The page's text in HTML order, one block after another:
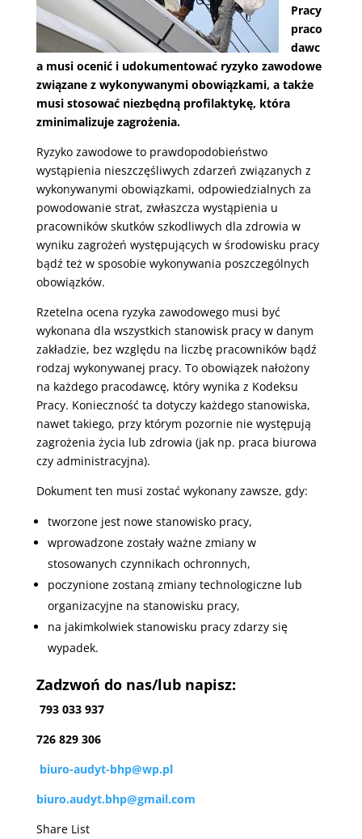
Pracy
praco
dawc
a musi ocenić i udokumentować ryzyko zawodowe
związane z wykonywanymi obowiązkami, a także
musi stosować niezbędną profilaktykę, która
zminimalizuje zagrożenia.
Ryzyko zawodowe to prawdopodobieństwo
wystąpienia nieszczęśliwych zdarzeń związanych z
wykonywanymi obowiązkami, odpowiedzialnych za
powodowanie strat, zwłaszcza wystąpienia u
pracowników skutków szkodliwych dla zdrowia w
wyniku zagrożeń występujących w środowisku pracy
bądź też w sposobie wykonywania poszczególnych
obowiązków.
Rzetelna ocena ryzyka zawodowego musi być
wykonana dla wszystkich stanowisk pracy w danym
zakładzie, bez względu na liczbę pracowników bądź
rodzaj wykonywanej pracy. To obowiązek nałożony
na każdego pracodawcę, który wynika z Kodeksu
Pracy. Konieczność ta dotyczy każdego stanowiska,
nawet takiego, przy którym pozornie nie występują
zagrożenia życia lub zdrowia (jak np. praca biurowa
czy administracyjna).
Dokument ten musi zostać wykonany zawsze, gdy:
tworzone jest nowe stanowisko pracy,
wprowadzone zostały ważne zmiany w
stosowanych czynnikach ochronnych,
poczynione zostaną zmiany technologiczne lub
organizacyjne na stanowisku pracy,
na jakimkolwiek stanowisku pracy zdarzy się
wypadek.
Zadzwoń do nas/lub napisz:
793 033 937
726 829 306
biuro-audyt-bhp@wp.pl
biuro.audyt.bhp@gmail.com
Share List